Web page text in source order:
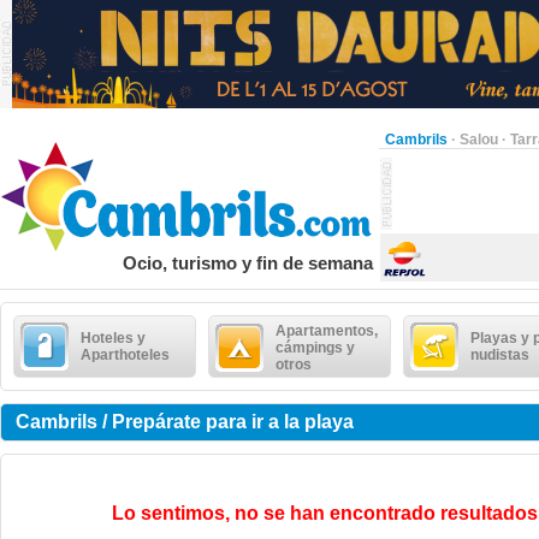
Cambrils · Salou ·
Ocio, turismo y fin de semana
Hoteles y
Aparthoteles
Apartamentos,
cámpings y
otros
Playas y
nudistas
Cambrils / Prepárate para ir a la playa
Lo sentimos, no se han encontrado